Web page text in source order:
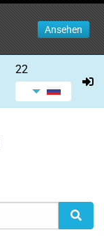
Ansehen
22